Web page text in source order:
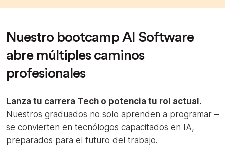
Nuestro bootcamp AI Software
abre múltiples caminos
profesionales
Lanza tu carrera Tech o potencia tu rol actual.
Nuestros graduados no solo aprenden a programar –
se convierten en tecnólogos capacitados en IA,
preparados para el futuro del trabajo.